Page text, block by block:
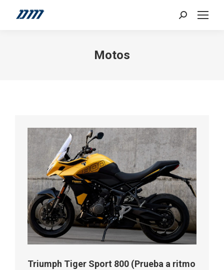
Search:
Motos
Triumph Tiger Sport 800 (Prueba a ritmo